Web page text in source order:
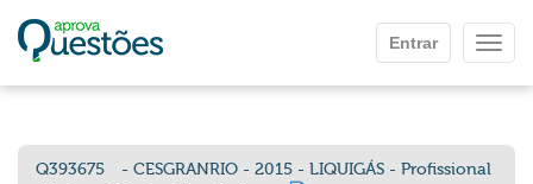
Entrar
Q393675
- CESGRANRIO - 2015 - LIQUIGÁS - Profissional